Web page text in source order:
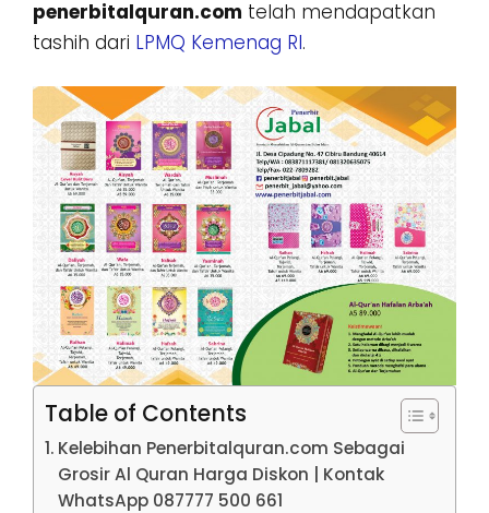
penerbitalquran.com telah mendapatkan
tashih dari LPMQ Kemenag RI.
Table of Contents
Kelebihan Penerbitalquran.com Sebagai
Grosir Al Quran Harga Diskon | Kontak
WhatsApp 087777 500 661